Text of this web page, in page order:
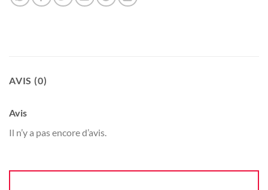
AVIS (0)
Avis
Il n’y a pas encore d’avis.